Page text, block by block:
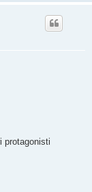
protagonisti